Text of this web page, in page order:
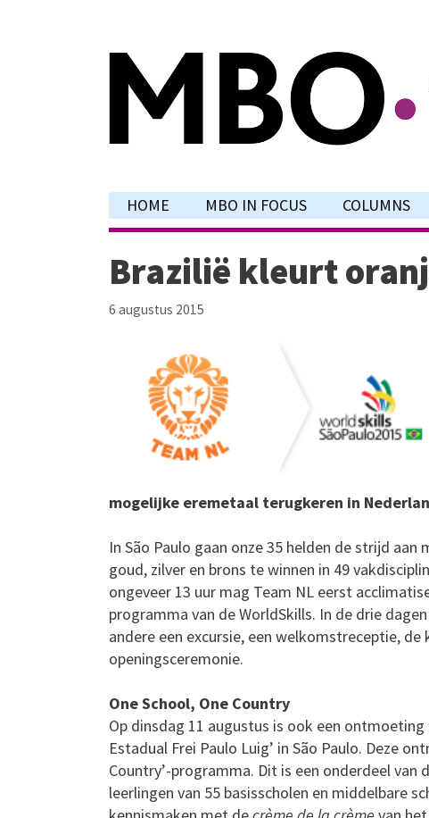
HOME MBO IN FOCUS COLUMNS
Brazilië kleurt
6 augustus 2015
mogelijke eremetaal terugkeren in
In São Paulo gaan onze 35 helden de strijd
goud, zilver en brons te winnen in 49
ongeveer 13 uur mag Team NL eerst
programma van de WorldSkills. In de drie
andere een excursie, een welkomstreceptie,
openingsceremonie.
One School, One Country
Op dinsdag 11 augustus is ook een
Estadual Frei Paulo Luig’ in São Paulo. Deze
Country’-programma. Dit is een onderdeel
leerlingen van 55 basisscholen en middelbare